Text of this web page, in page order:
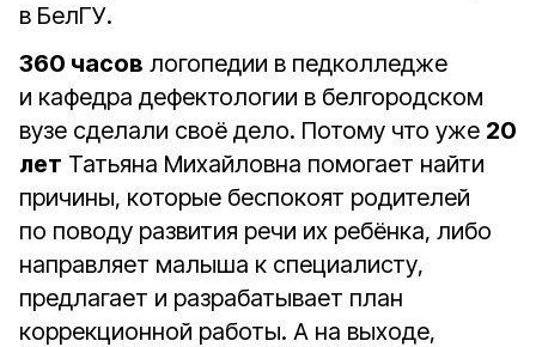
в БелГУ.
360 часов логопедии в педколледже
и кафедра дефектологии в белгородском
вузе сделали своё дело. Потому что уже 20
лет Татьяна Михайловна помогает найти
причины, которые беспокоят родителей
по поводу развития речи их ребёнка, либо
направляет малыша к специалисту,
предлагает и разрабатывает план
коррекционной работы. А на выходе,